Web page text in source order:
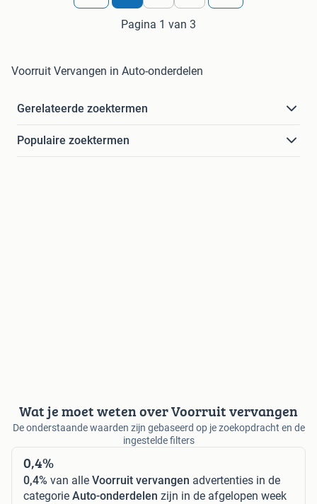
Pagina 1 van 3
Voorruit Vervangen in Auto-onderdelen
Gerelateerde zoektermen
Populaire zoektermen
Wat je moet weten over Voorruit vervangen
De onderstaande waarden zijn gebaseerd op je zoekopdracht en de
ingestelde filters
0,4%
0,4% van alle Voorruit vervangen advertenties in de
categorie Auto-onderdelen zijn in de afgelopen week